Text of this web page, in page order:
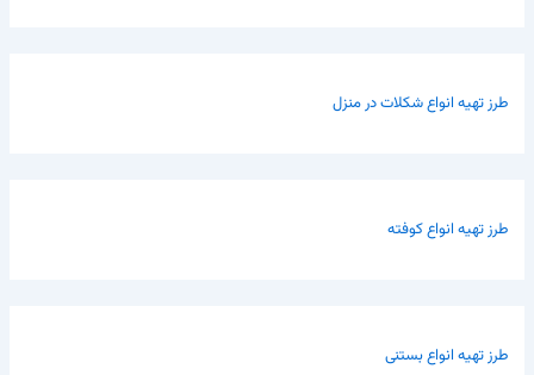
طرز تهیه انواع شکلات در منزل
طرز تهیه انواع کوفته
طرز تهیه انواع بستنی